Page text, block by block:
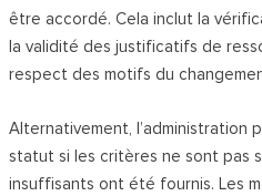
être accordé. Cela inclut la
la validité des justificatifs de
respect des motifs du
Alternativement, l’administration
statut si les critères ne sont pas
insuffisants ont été fournis. Les